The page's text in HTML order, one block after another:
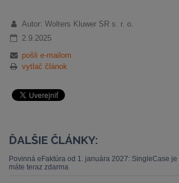
Autor: Wolters Kluwer SR s. r. o.
2.9.2025
pošli e-mailom
vytlač článok
ĎALŠIE ČLÁNKY:
Povinná eFaktúra od 1. januára 2027: SingleCase
máte teraz zdarma